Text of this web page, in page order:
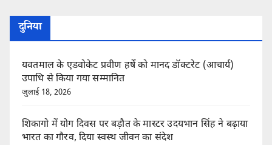
दुनिया
यवतमाल के एडवोकेट प्रवीण हर्षे को मानद डॉक्टरेट (आचार्य)
उपाधि से किया गया सम्मानित
जुलाई 18, 2026
शिकागो में योग दिवस पर बड़ौत के मास्टर उदयभान सिंह ने बढ़ाया
भारत का गौरव, दिया स्वस्थ जीवन का संदेश